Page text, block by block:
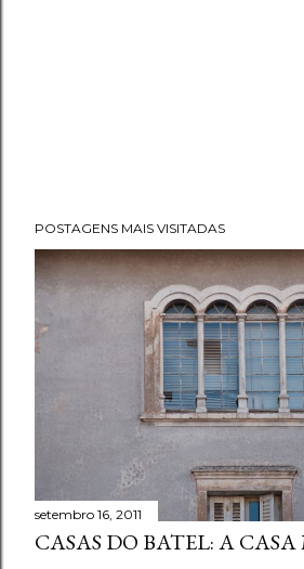
POSTAGENS MAIS VISITADAS
setembro 16, 2011
CASAS DO BATEL: A